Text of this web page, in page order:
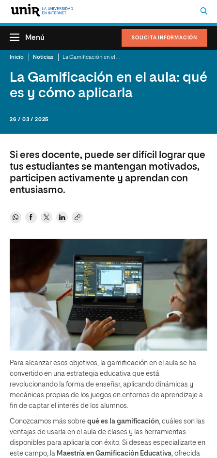
SOLICITA INFORMACIÓN
Menú
Inicio Noticias
La Gamificación en el aula: qué
es y cómo aplicarla
26 / 03 / 2025
Si eres docente, puede ser difícil lograr que
tus estudiantes se mantengan motivados,
participen activamente y aprendan con
entusiasmo.
Para alcanzar esos objetivos, la gamificación en el aula se ha
convertido en una estrategia educativa que está
revolucionando la forma de enseñar, aplicando dinámicas y
mecánicas propias de los juegos en entornos de aprendizaje a
fin de captar el interés de los alumnos.
Conozcamos más sobre qué es la gamificación , cuáles son las
ventajas de usarla en el aula de clases y las herramientas
disponibles para aplicarla con éxito. Si deseas especializarte en
este campo, la Maestría en Gamificación Educativa , ofrecida